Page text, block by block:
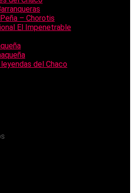
– Chorotis
El Impenetrable
del Chaco